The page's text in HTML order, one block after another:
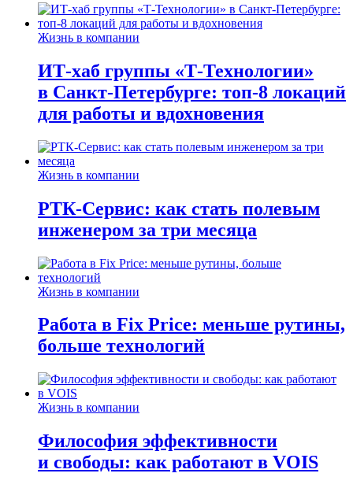
Жизнь в компании
ИТ-хаб группы «Т-Технологии»
в Санкт-Петербурге: топ-8 локаций
для работы и вдохновения
Жизнь в компании
РТК-Сервис: как стать полевым
инженером за три месяца
Жизнь в компании
Работа в Fix Price: меньше рутины,
больше технологий
Жизнь в компании
Философия эффективности
и свободы: как работают в VOIS